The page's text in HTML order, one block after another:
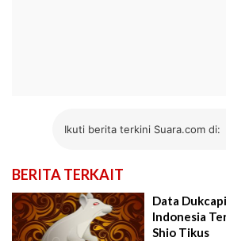
Ikuti berita terkini Suara.com di:
BERITA TERKAIT
Data
Indonesia
Shio Tikus